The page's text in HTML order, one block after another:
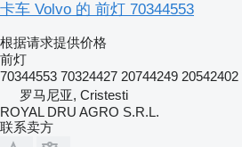
卡车 Volvo 的 前灯 70344553
根据请求提供价格
前灯
70344553 70324427 20744249
罗马尼亚, Cristesti
ROYAL DRU AGRO S.R.L.
联系卖方